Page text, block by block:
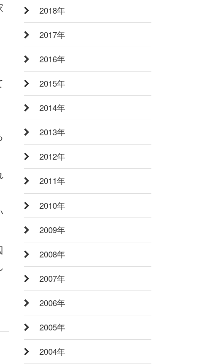
2018年
2017年
2016年
2015年
2014年
2013年
2012年
2011年
2010年
2009年
2008年
2007年
2006年
2005年
2004年